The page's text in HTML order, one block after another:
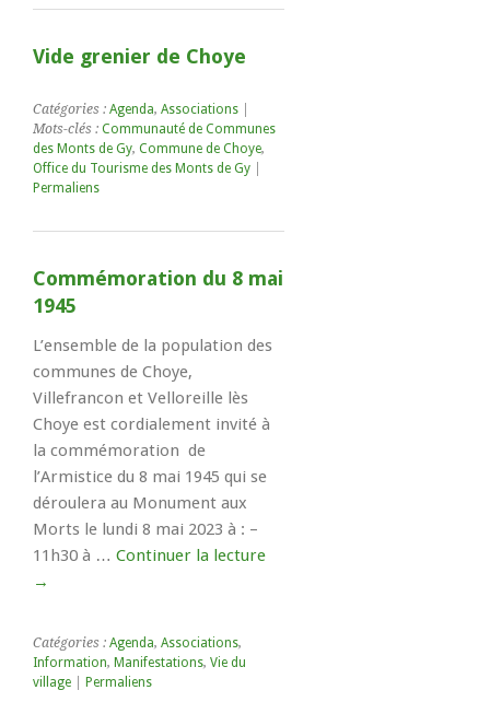
Vide grenier de Choye
Catégories : Agenda, Associations
Mots-clés : Communauté de Communes
des Monts de Gy, Commune de Choye,
Office du Tourisme des Monts de Gy
Permaliens
Commémoration du 8 mai
1945
L’ensemble de la population des
communes de Choye,
Villefrancon et Velloreille lès
Choye est cordialement invité à
la commémoration de
l’Armistice du 8 mai 1945 qui se
déroulera au Monument aux
Morts le lundi 8 mai 2023 à : –
11h30 à … Continuer la lecture
→
Catégories : Agenda, Associations,
Information, Manifestations, Vie du
village
Permaliens